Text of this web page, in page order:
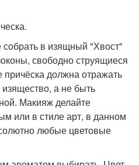
в изящный "Хвост"
свободно струящиеся
должна отражать
а не быть
Макияж делайте
или в стиле арт, в данном
любые цветовые